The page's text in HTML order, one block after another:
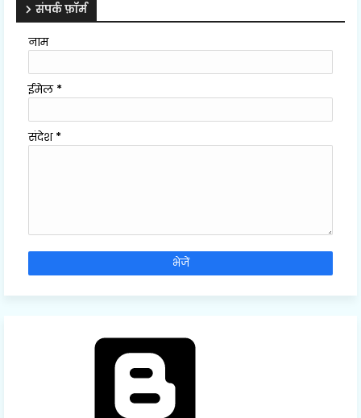
संपर्क फ़ॉर्म
नाम
ईमेल *
संदेश *